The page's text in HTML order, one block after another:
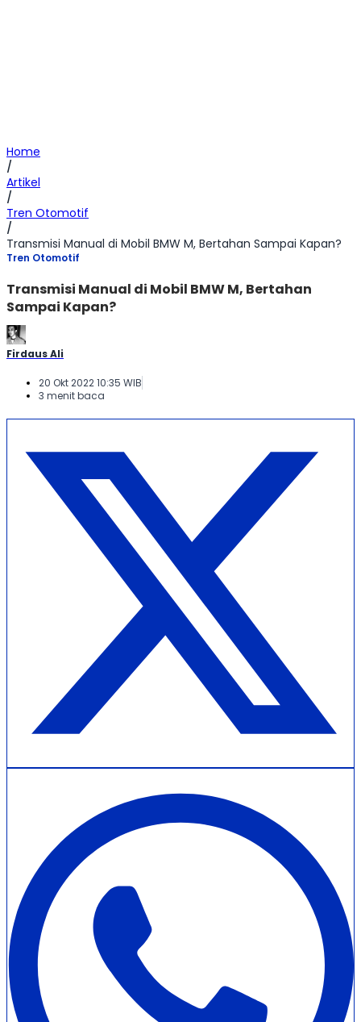
Home
/
Artikel
/
Tren Otomotif
/
Transmisi Manual di Mobil BMW M, Bertahan Sampai Kapan?
Tren Otomotif
Transmisi Manual di Mobil BMW M, Bertahan
Sampai Kapan?
Firdaus Ali
20 Okt 2022 10:35 WIB
3 menit baca